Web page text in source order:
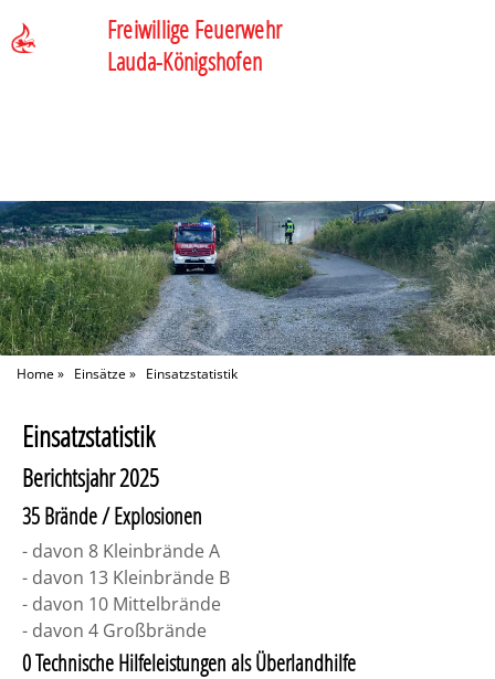
Freiwillige Feuerwehr
Lauda-Königshofen
Home» Einsätze» Einsatzstatistik
Einsatzstatistik
Berichtsjahr 2025
35 Brände / Explosionen
- davon 8 Kleinbrände A
- davon 13 Kleinbrände B
- davon 10 Mittelbrände
- davon 4 Großbrände
0 Technische Hilfeleistungen als Überlandhilfe